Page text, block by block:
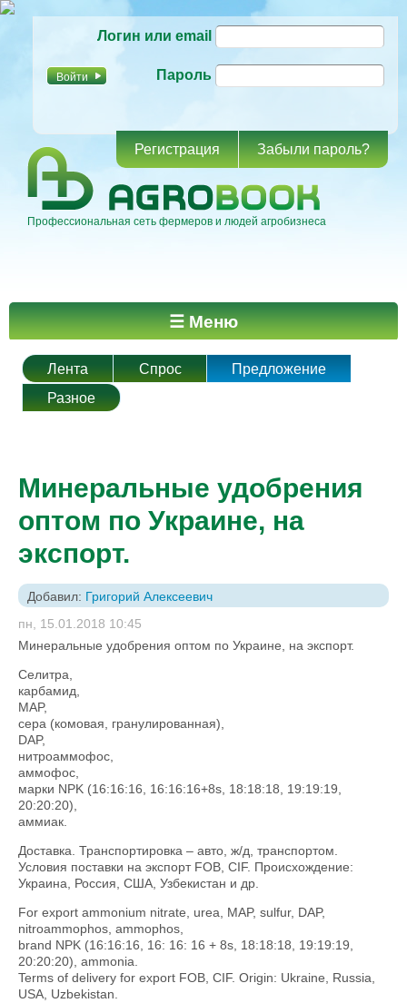
основному
Логин или email
Пароль
Регистрация Забыли пароль?
Профессиональная сеть фермеров и людей агробизнеса
Главное меню ☰ Меню
Лента Спрос
Предложение
Разное
Минеральные удобрения
оптом по Украине, на
экспорт.
Добавил: Григорий Алексеевич
пн, 15.01.2018 10:45
Минеральные удобрения оптом по Украине, на экспорт.
Селитра,
карбамид,
MAP,
сера (комовая, гранулированная),
DAP,
нитроаммофос,
аммофос,
марки NPK (16:16:16, 16:16:16+8s, 18:18:18, 19:19:19,
20:20:20),
аммиак.
Доставка. Транспортировка – авто, ж/д, транспортом.
Условия поставки на экспорт FOB, CIF. Происхождение:
Украина, Россия, США, Узбекистан и др.
For export ammonium nitrate, urea, MAP, sulfur, DAP,
nitroammophos, ammophos,
brand NPK (16:16:16, 16: 16: 16 + 8s, 18:18:18, 19:19:19,
20:20:20), ammonia.
Terms of delivery for export FOB, CIF. Origin: Ukraine, Russia,
USA, Uzbekistan.